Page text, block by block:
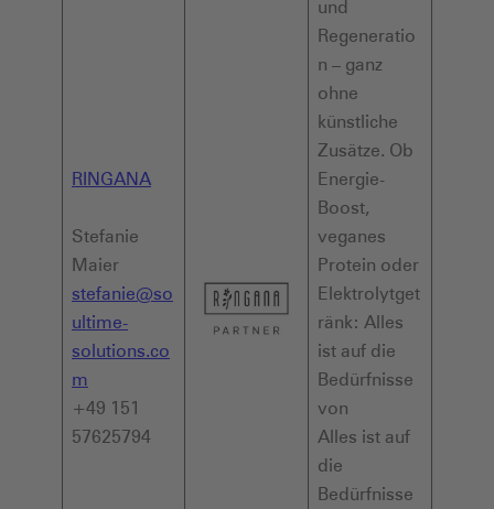
RINGANA
Stefanie
Maier
stefanie@so
ultime-
solutions.co
m
+49 151
57625794
und
Regeneratio
n – ganz
ohne
künstliche
Zusätze. Ob
Energie-
Boost,
veganes
Protein oder
Elektrolytget
ränk: Alles
ist auf die
Bedürfnisse
von
Alles ist auf
die
Bedürfnisse